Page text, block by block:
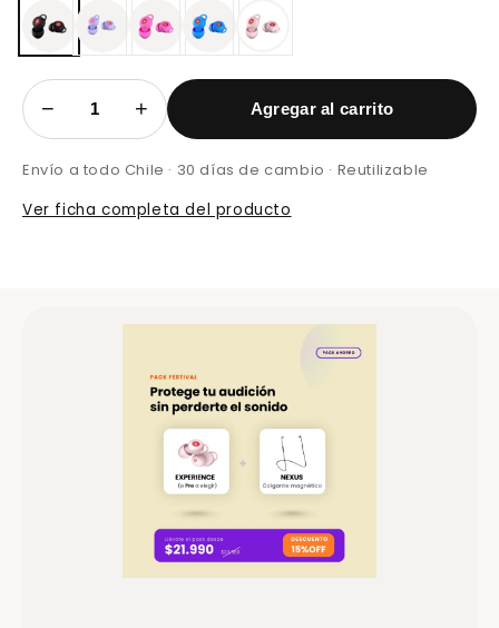
− + Agregar al carrito
Envío a todo Chile · 30 días de cambio · Reutilizable
Ver ficha completa del producto